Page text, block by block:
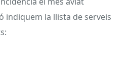
indiquem la llista de serveis